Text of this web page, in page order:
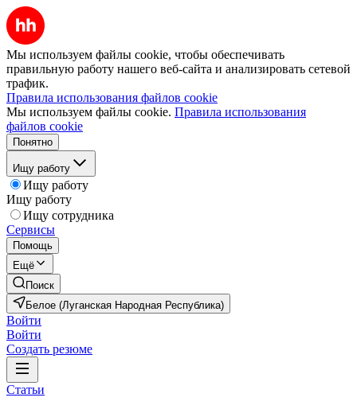
Мы используем файлы cookie, чтобы обеспечивать
правильную работу нашего веб-сайта и анализировать сетевой
трафик.
Правила использования файлов cookie
Мы используем файлы cookie. Правила использования
файлов cookie
Понятно
Ищу работу
Ищу работу
Ищу работу
Ищу сотрудника
Сервисы
Помощь
Ещё
Поиск
Белое (Луганская Народная Республика)
Войти
Войти
Создать резюме
Статьи